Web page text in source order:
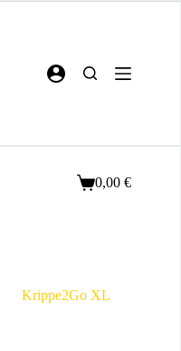
Warenkorb
0,00€